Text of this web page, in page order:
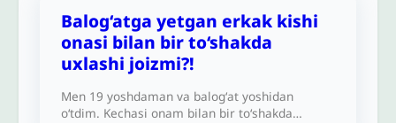
Balog‘atga yetgan erkak kishi
onasi bilan bir to‘shakda
uxlashi joizmi?!
Men 19 yoshdaman va balogʻat yoshidan
oʻtdim. Kechasi onam bilan bir to‘shakda